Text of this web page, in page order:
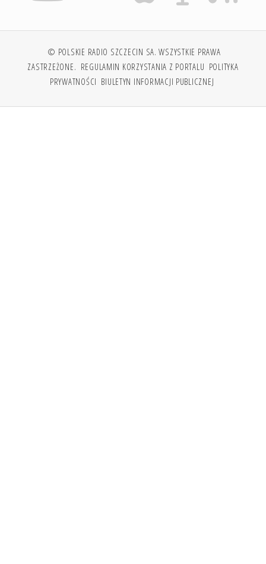
© POLSKIE RADIO SZCZECIN SA. WSZYSTKIE PRAWA
ZASTRZEŻONE. REGULAMIN KORZYSTANIA Z PORTALU POLITYKA
PRYWATNOŚCI BIULETYN INFORMACJI PUBLICZNEJ